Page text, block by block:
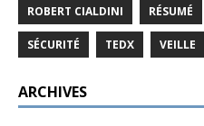
ROBERT CIALDINI RÉSUMÉ
SÉCURITÉ TEDX VEILLE
ARCHIVES